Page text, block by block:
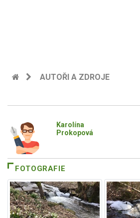
AUTOŘI A ZDROJE
Karolína
Prokopová
FOTOGRAFIE